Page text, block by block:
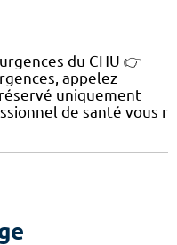
du CHU 👉
appelez
réservé uniquement
de santé vous r